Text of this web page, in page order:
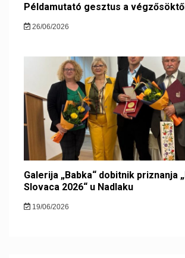
Példamutató gesztus a
26/06/2026
Galerija „Babka“ dobitnik priznanja
Slovaca 2026“ u Nadlaku
19/06/2026